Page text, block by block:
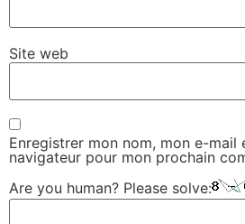
Site web
Enregistrer mon nom, mon e-mail
navigateur pour mon prochain
Are you human? Please solve: